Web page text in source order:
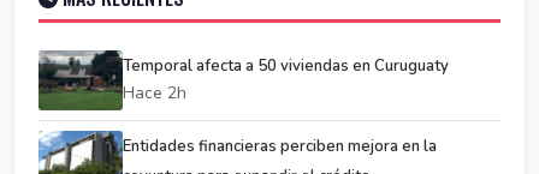
Temporal afecta a 50 viviendas en Curuguaty
Hace 2h
Entidades financieras perciben mejora en la